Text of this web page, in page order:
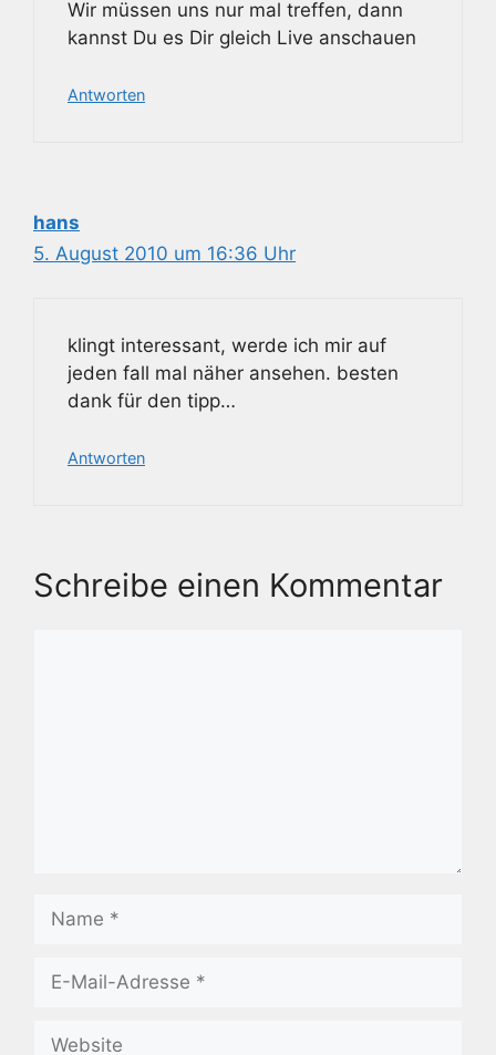
Wir müssen uns nur mal treffen, dann
kannst Du es Dir gleich Live anschauen
Antworten
hans
5. August 2010 um 16:36 Uhr
klingt interessant, werde ich mir auf
jeden fall mal näher ansehen. besten
dank für den tipp…
Antworten
Schreibe einen Kommentar
Name
Website